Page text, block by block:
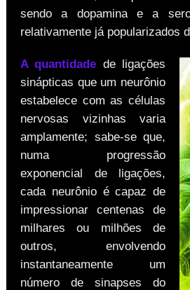
sendo a dopamina e a
relativamente já popularizados
A quantidade de ligações
sinápticas que um neurônio
estabelece com as células
nervosas vizinhas varia
amplamente; sabe-se que,
numa progressão
exponencial de ligações,
cada neurônio é capaz de
impressionar centenas de
milhares ou milhões de
outros, envolvendo
instantaneamente um
número de sinapses do